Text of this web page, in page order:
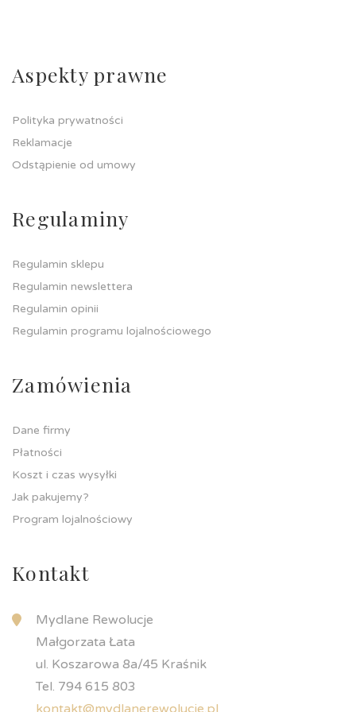
Aspekty prawne
Polityka prywatności
Reklamacje
Odstąpienie od umowy
Regulaminy
Regulamin sklepu
Regulamin newslettera
Regulamin opinii
Regulamin programu lojalnościowego
Zamówienia
Dane firmy
Płatności
Koszt i czas wysyłki
Jak pakujemy?
Program lojalnościowy
Kontakt
Mydlane Rewolucje
Małgorzata Łata
ul. Koszarowa 8a/45 Kraśnik
Tel. 794 615 803
kontakt@mydlanerewolucje.pl